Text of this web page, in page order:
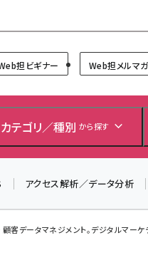
担ビギナー Web担メルマガ
カテゴリ／種別 から探す
アクセス解析／データ分析
顧客データマネジメント。デジタルマ
読者アンケートにご協力く
ンケートページはこちら